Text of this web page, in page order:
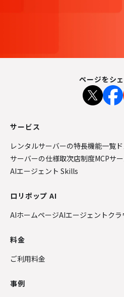
ページをシ
サービス
レンタルサーバーの特長機能一覧
サーバーの仕様取次店制度MCPサ
AIエージェント Skills
ロリポップ AI
AIホームページAIエージェントクラ
料金
ご利用料金
事例